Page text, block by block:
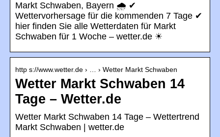
Markt Schwaben, Bayern 🌧️ ✔
Wettervorhersage für die kommenden 7 Tage ✔
hier finden Sie alle Wetterdaten für Markt
Schwaben für 1 Woche – wetter.de ☀
http s://www.wetter.de › … › Wetter Markt Schwaben
Wetter Markt Schwaben 14
Tage – Wetter.de
Wetter Markt Schwaben 14 Tage – Wettertrend
Markt Schwaben | wetter.de